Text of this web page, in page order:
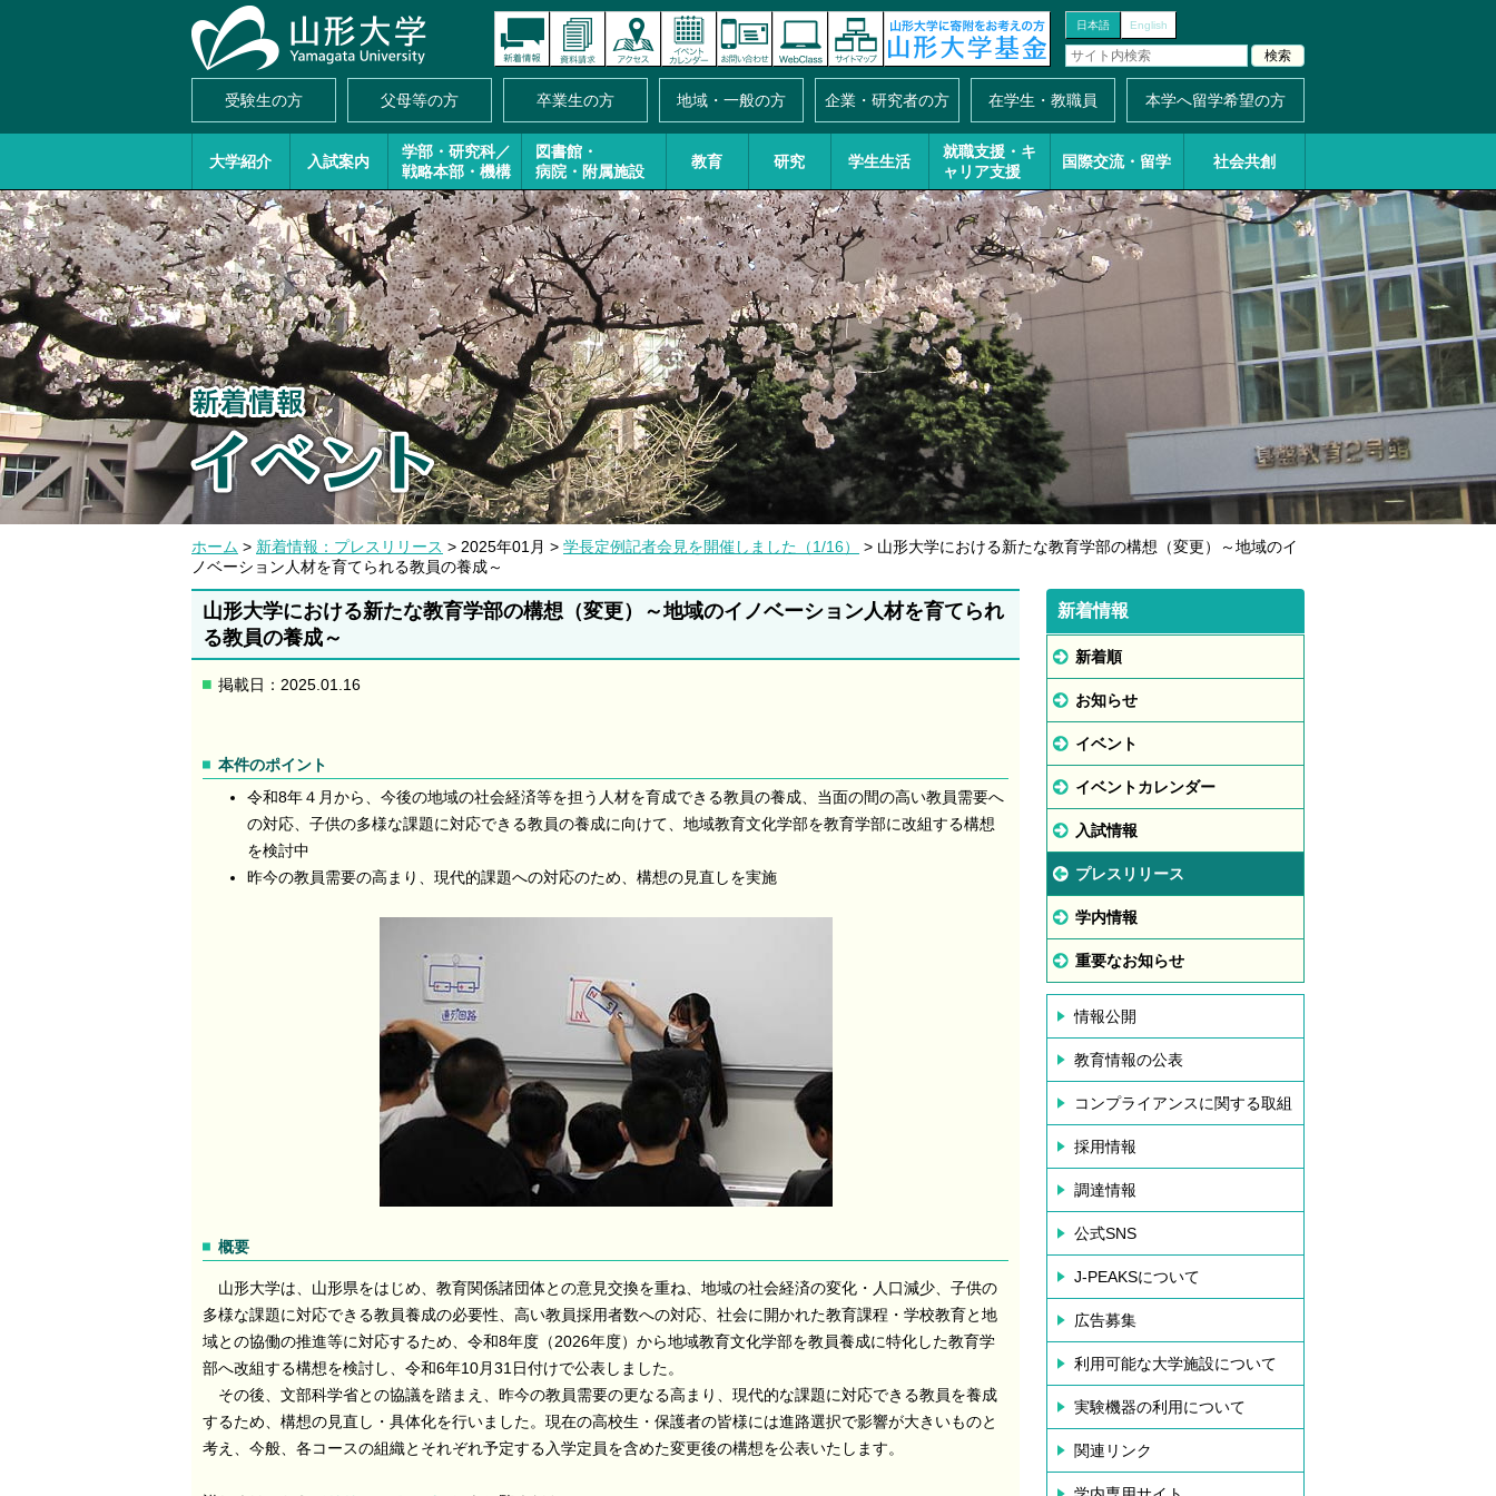
日本語 English
受験生の方 父母等の方 卒業生の方 地域・一般の方 企業・研究者の方 在学生・教職員 本学へ留学希望の方
大学紹介 入試案内
学部・研究科／
戦略本部・機構
図書館・
病院・附属施設
教育 研究 学生生活
就職支援・ キ
ャリア支援
国際交流・留学 社会共創
ホーム > 新着情報：プレスリリース > 2025年01月 > 学長定例記者会見を開催しました（1/16）
> 山形大学における新たな教育学部の構想（変更）～地域のイ
ノベーション人材を育てられる教員の養成～
山形大学における新たな教育学部の構想（変更）～地域のイノベーション人材を育てられ
る教員の養成～
掲載日：2025.01.16
本件のポイント
令和8年４月から、今後の地域の社会経済等を担う人材を育成できる教員の養成、当面の間の高い教員需要へ
の対応、子供の多様な課題に対応できる教員の養成に向けて、地域教育文化学部を教育学部に改組する構想
を検討中
昨今の教員需要の高まり、現代的課題への対応のため、構想の見直しを実施
概要
山形大学は、山形県をはじめ、教育関係諸団体との意見交換を重ね、地域の社会経済の変化・人口減少、子供の
多様な課題に対応できる教員養成の必要性、高い教員採用者数への対応、社会に開かれた教育課程・学校教育と地
域との協働の推進等に対応するため、令和8年度（2026年度）から地域教育文化学部を教員養成に特化した教育学
部へ改組する構想を検討し、令和6年10月31日付けで公表しました。
その後、文部科学省との協議を踏まえ、昨今の教員需要の更なる高まり、現代的な課題に対応できる教員を養成
するため、構想の見直し・具体化を行いました。現在の高校生・保護者の皆様には進路選択で影響が大きいものと
考え、今般、各コースの組織とそれぞれ予定する入学定員を含めた変更後の構想を公表いたします。
新着情報
新着順
お知らせ
イベント
イベントカレンダー
入試情報
プレスリリース
学内情報
重要なお知らせ
情報公開
教育情報の公表
コンプライアンスに関する取組
採用情報
調達情報
公式SNS
J-PEAKSについて
広告募集
利用可能な大学施設について
実験機器の利用について
関連リンク